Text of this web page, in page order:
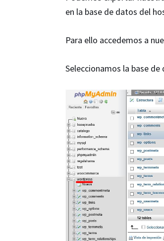
en la base de datos del
Para ello accedemos a
Seleccionamos la base